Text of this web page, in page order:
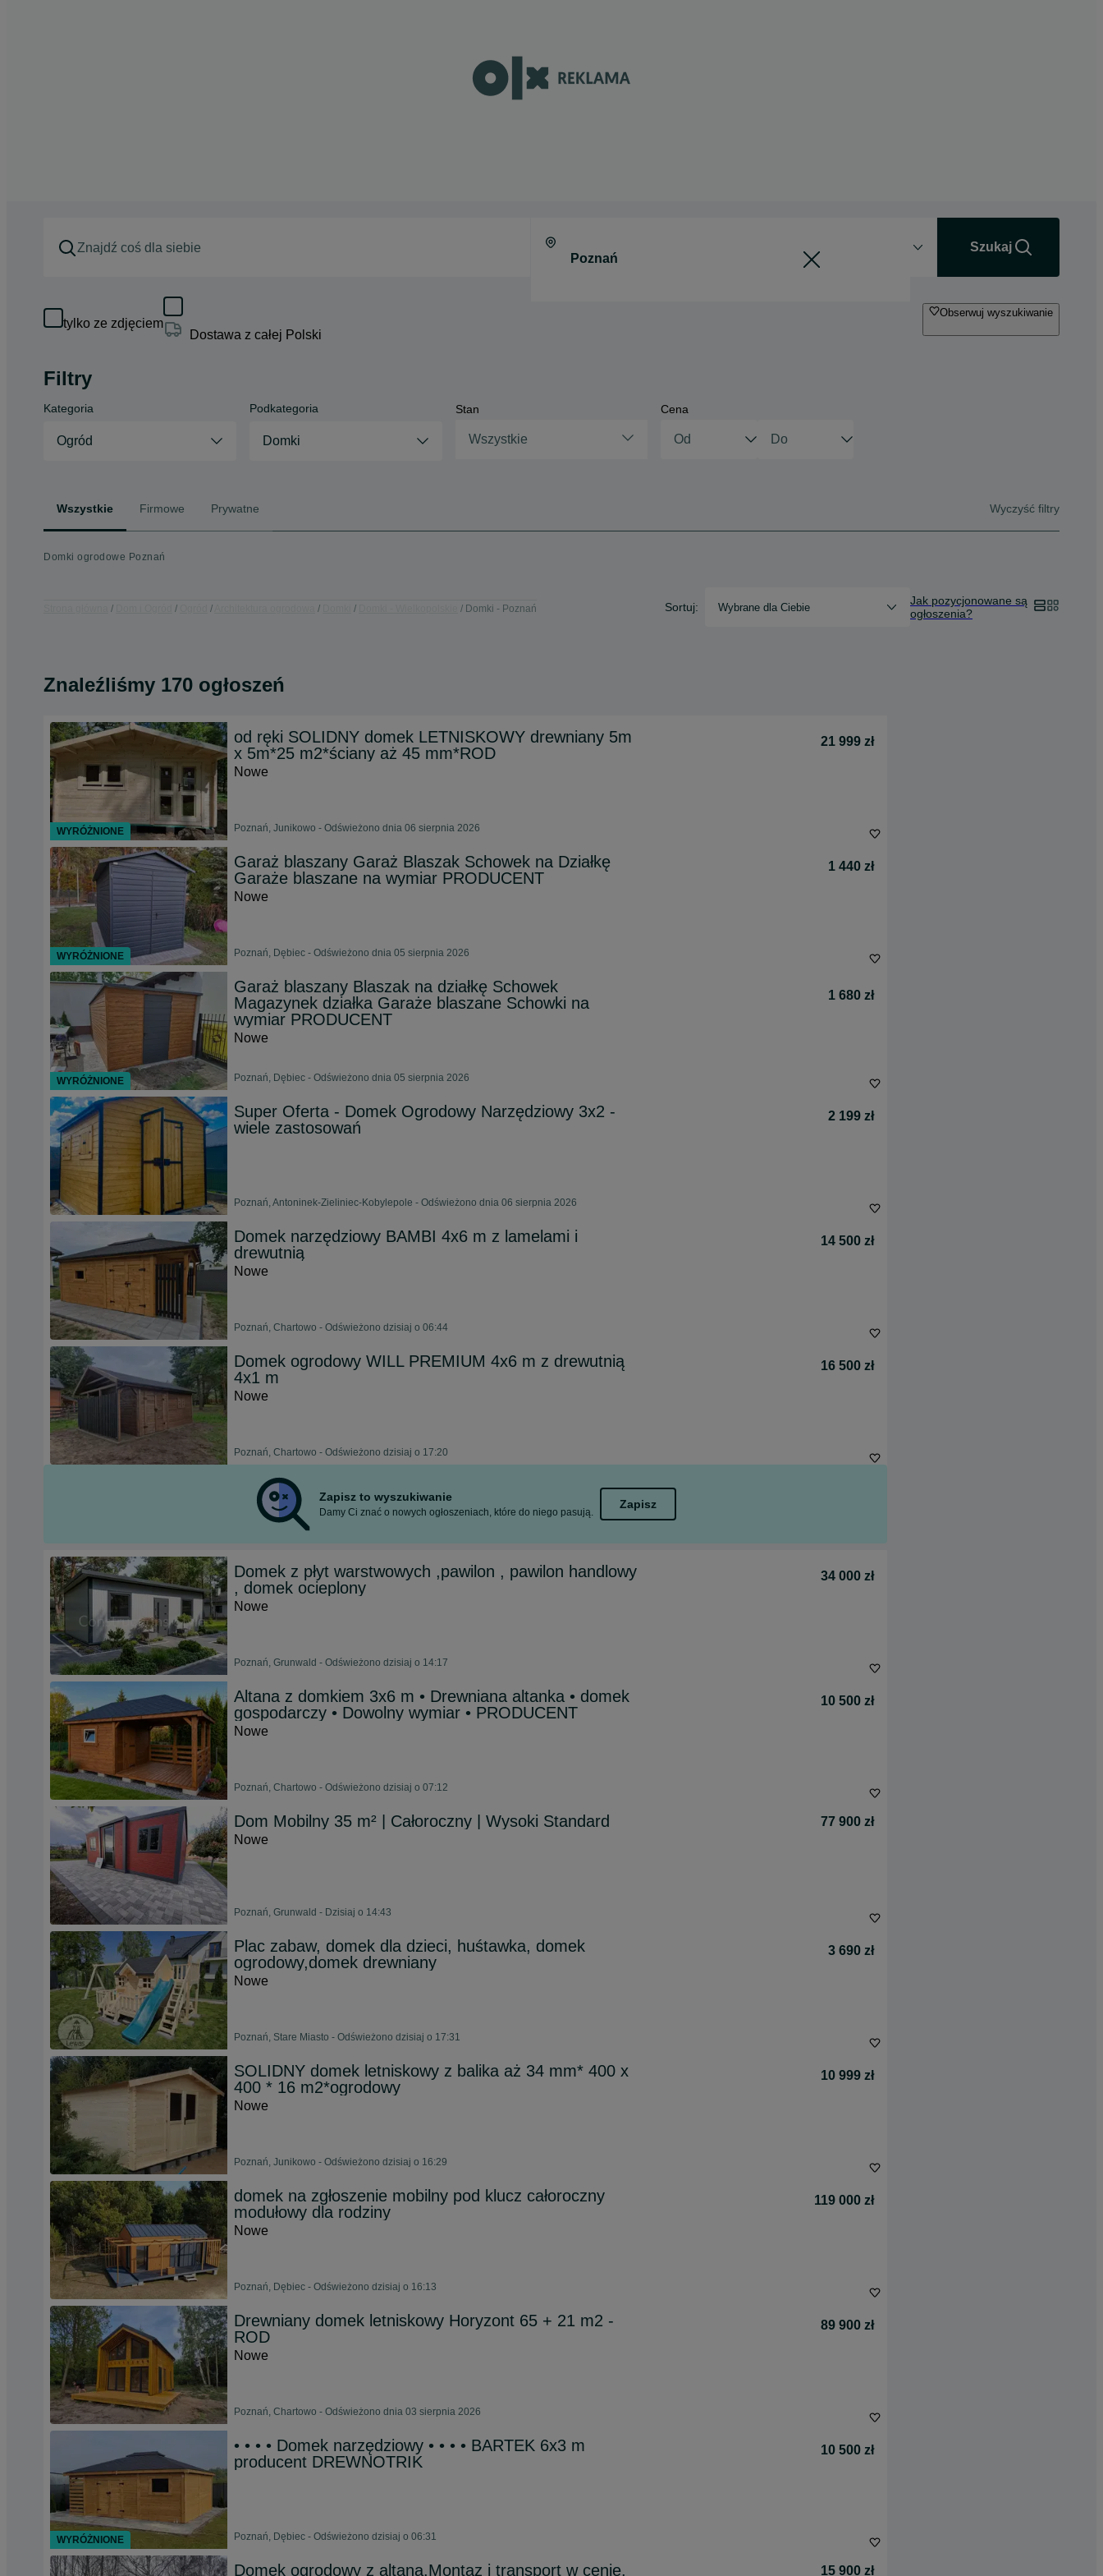
Szukaj
tylko ze zdjęciem
Dostawa z całej Polski
Obserwuj wyszukiwanie
Filtry
Kategoria
Ogród
Podkategoria
Domki
Stan
Wszystkie
Cena
Wszystkie Firmowe Prywatne Wyczyść filtry
Domki ogrodowe Poznań
Domki - Poznań Sortuj: Wybrane dla Ciebie
Jak pozycjonowane są
ogłoszenia?
Znaleźliśmy 170 ogłoszeń
od ręki SOLIDNY domek LETNISKOWY drewniany 5m
x 5m*25 m2*ściany aż 45 mm*ROD
21 999 zł
Nowe
Poznań, Junikowo - Odświeżono dnia 06 sierpnia 2026
Garaż blaszany Garaż Blaszak Schowek na Działkę
Garaże blaszane na wymiar PRODUCENT
1 440 zł
Nowe
Poznań, Dębiec - Odświeżono dnia 05 sierpnia 2026
Garaż blaszany Blaszak na działkę Schowek
Magazynek działka Garaże blaszane Schowki na
wymiar PRODUCENT
1 680 zł
Nowe
Poznań, Dębiec - Odświeżono dnia 05 sierpnia 2026
Super Oferta - Domek Ogrodowy Narzędziowy 3x2 -
wiele zastosowań
2 199 zł
Poznań, Antoninek-Zieliniec-Kobylepole - Odświeżono dnia 06 sierpnia 2026
Domek narzędziowy BAMBI 4x6 m z lamelami i
drewutnią
14 500 zł
Nowe
Poznań, Chartowo - Odświeżono dzisiaj o 06:44
Domek ogrodowy WILL PREMIUM 4x6 m z drewutnią
4x1 m
16 500 zł
Nowe
Poznań, Chartowo - Odświeżono dzisiaj o 17:20
Zapisz to wyszukiwanie
Damy Ci znać o nowych ogłoszeniach, które do niego pasują.
Zapisz
Domek z płyt warstwowych ,pawilon , pawilon handlowy
, domek ocieplony
34 000 zł
Nowe
Poznań, Grunwald - Odświeżono dzisiaj o 14:17
Altana z domkiem 3x6 m • Drewniana altanka • domek
gospodarczy • Dowolny wymiar • PRODUCENT
10 500 zł
Nowe
Poznań, Chartowo - Odświeżono dzisiaj o 07:12
Dom Mobilny 35 m² | Całoroczny | Wysoki Standard
77 900 zł
Nowe
Poznań, Grunwald - Dzisiaj o 14:43
Plac zabaw, domek dla dzieci, huśtawka, domek
ogrodowy,domek drewniany
3 690 zł
Nowe
Poznań, Stare Miasto - Odświeżono dzisiaj o 17:31
SOLIDNY domek letniskowy z balika aż 34 mm* 400 x
400 * 16 m2*ogrodowy
10 999 zł
Nowe
Poznań, Junikowo - Odświeżono dzisiaj o 16:29
domek na zgłoszenie mobilny pod klucz całoroczny
modułowy dla rodziny
119 000 zł
Nowe
Poznań, Dębiec - Odświeżono dzisiaj o 16:13
Drewniany domek letniskowy Horyzont 65 + 21 m2 -
ROD
89 900 zł
Nowe
Poznań, Chartowo - Odświeżono dnia 03 sierpnia 2026
• • • • Domek narzędziowy • • • • BARTEK 6x3 m
producent DREWNOTRIK
10 500 zł
Poznań, Dębiec - Odświeżono dzisiaj o 06:31
Domek ogrodowy z altaną.Montaz i transport w cenie. 15 900 zł
WYRÓŻNIONE
WYRÓŻNIONE
WYRÓŻNIONE
WYRÓŻNIONE